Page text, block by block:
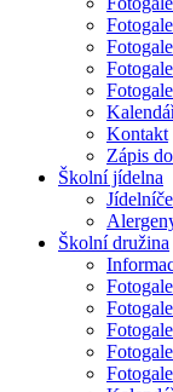
Kontakt
Zápis
Školní jídelna
Školní družina